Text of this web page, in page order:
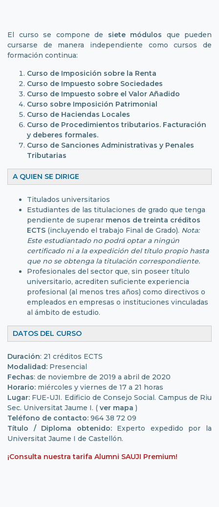
El curso se compone de siete módulos que pueden
cursarse de manera independiente como cursos de
formación continua:
Curso de Imposición sobre la Renta
Curso de Impuesto sobre Sociedades
Curso de Impuesto sobre el Valor Añadido
Curso sobre Imposición Patrimonial
Curso de Haciendas Locales
Curso de Procedimientos tributarios. Facturación
y deberes formales.
Curso de Sanciones Administrativas y Penales
Tributarias
A QUIEN SE DIRIGE
Titulados universitarios
Estudiantes de las titulaciones de grado que tenga
pendiente de superar menos de treinta créditos
ECTS (incluyendo el trabajo Final de Grado). Nota:
Este estudiantado no podrá optar a ningún
certificado ni a la expedición del título propio hasta
que no se obtenga la titulación correspondiente.
Profesionales del sector que, sin poseer título
universitario, acrediten suficiente experiencia
profesional (al menos tres años) como directivos o
empleados en empresas o instituciones vinculadas
al ámbito de estudio.
DATOS DEL CURSO
Duración: 21 créditos ECTS
Modalidad: Presencial
Fechas: de noviembre de 2019 a abril de 2020
Horario: miércoles y viernes de 17 a 21 horas
Lugar: FUE-UJI. Edificio de Consejo Social. Campus de Riu
Sec. Universitat Jaume I. ( ver mapa )
Teléfono de contacto: 964 38 72 09
Título / Diploma obtenido:Experto expedido por la
Universitat Jaume I de Castellón.
¡Consulta nuestra tarifa Alumni SAUJI Premium!